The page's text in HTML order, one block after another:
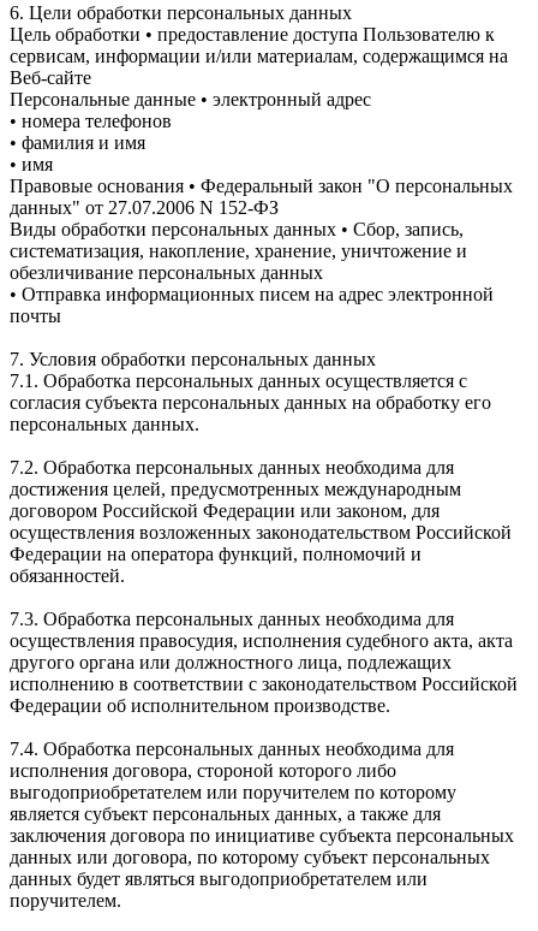
6. Цели обработки персональных данных
Цель обработки • предоставление доступа Пользователю к
сервисам, информации и/или материалам, содержащимся на
Веб-сайте
Персональные данные • электронный адрес
• номера телефонов
• фамилия и имя
• имя
Правовые основания • Федеральный закон "О персональных
данных" от 27.07.2006 N 152-ФЗ
Виды обработки персональных данных • Сбор, запись,
систематизация, накопление, хранение, уничтожение и
обезличивание персональных данных
• Отправка информационных писем на адрес электронной
почты
7. Условия обработки персональных данных
7.1. Обработка персональных данных осуществляется с
согласия субъекта персональных данных на обработку его
персональных данных.
7.2. Обработка персональных данных необходима для
достижения целей, предусмотренных международным
договором Российской Федерации или законом, для
осуществления возложенных законодательством Российской
Федерации на оператора функций, полномочий и
обязанностей.
7.3. Обработка персональных данных необходима для
осуществления правосудия, исполнения судебного акта, акта
другого органа или должностного лица, подлежащих
исполнению в соответствии с законодательством Российской
Федерации об исполнительном производстве.
7.4. Обработка персональных данных необходима для
исполнения договора, стороной которого либо
выгодоприобретателем или поручителем по которому
является субъект персональных данных, а также для
заключения договора по инициативе субъекта персональных
данных или договора, по которому субъект персональных
данных будет являться выгодоприобретателем или
поручителем.